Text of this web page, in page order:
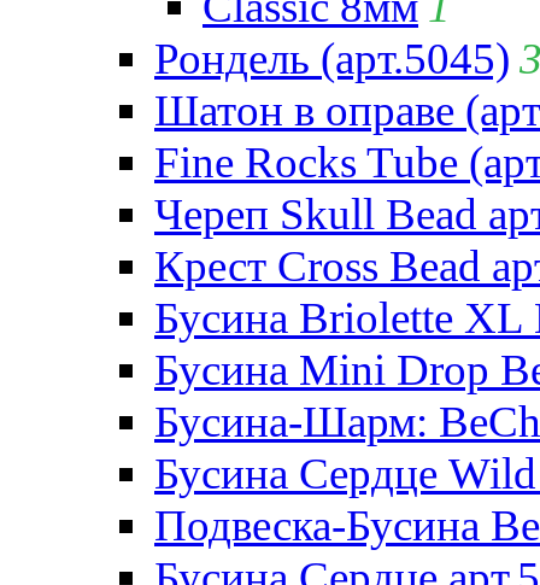
Рондель (арт.5045)
Шатон в оправе
Fine Rocks Tube
Череп Skull Bead
Крест Cross Bead
Бусина Briolette XL
Бусина Mini Drop
Бусина-Шарм:
Бусина Сердце
Подвеска-Бусина